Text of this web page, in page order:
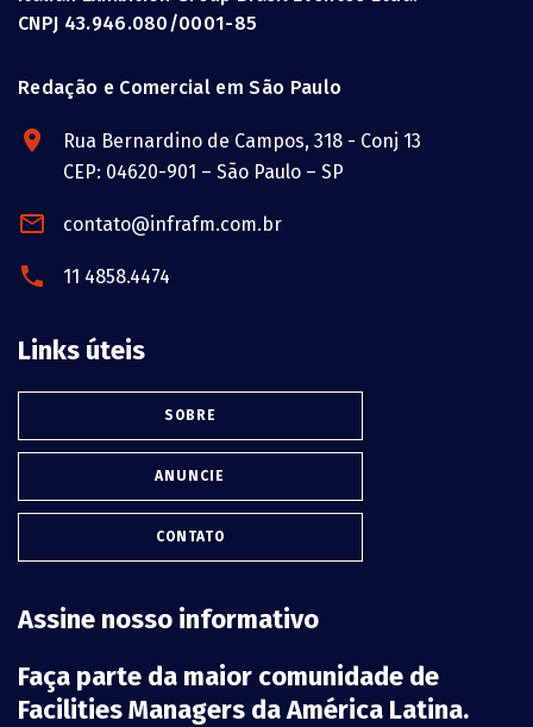
CNPJ 43.946.080/0001-85
Redação e Comercial em São Paulo
Rua Bernardino de Campos, 318 - Conj 13
CEP: 04620-901 – São Paulo – SP
contato@infrafm.com.br
11 4858.4474
Links úteis
SOBRE
ANUNCIE
CONTATO
Assine nosso informativo
Faça parte da maior comunidade de
Facilities Managers da América Latina.